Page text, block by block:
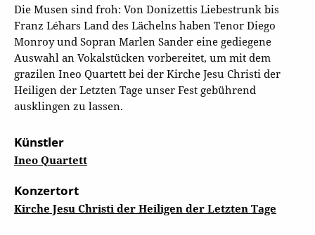
Die Musen sind froh: Von Donizettis Liebestrunk bis
Franz Léhars Land des Lächelns haben Tenor Diego
Monroy und Sopran Marlen Sander eine gediegene
Auswahl an Vokalstücken vorbereitet, um mit dem
grazilen Ineo Quartett bei der Kirche Jesu Christi der
Heiligen der Letzten Tage unser Fest gebührend
ausklingen zu lassen.
Künstler
Ineo Quartett
Konzertort
Kirche Jesu Christi der Heiligen der Letzten Tage